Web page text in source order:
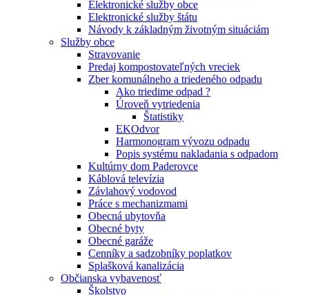
Elektronické služby obce
Elektronické služby štátu
Návody k základným životným situáciám
Služby obce
Stravovanie
Predaj kompostovateľných vreciek
Zber komunálneho a triedeného odpadu
Ako triedime odpad ?
Úroveň vytriedenia
Štatistiky
EKOdvor
Harmonogram vývozu odpadu
Popis systému nakladania s odpadom
Kultúrny dom Paderovce
Káblová televízia
Závlahový vodovod
Práce s mechanizmami
Obecná ubytovňa
Obecné byty
Obecné garáže
Cenníky a sadzobníky poplatkov
Splašková kanalizácia
Občianska vybavenosť
Školstvo